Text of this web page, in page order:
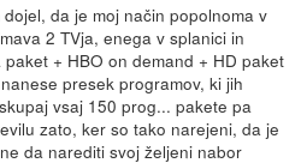
da je moj način popolnoma v
2 TVja, enega v splanici in
+ HBO on demand + HD paket
presek programov, ki jih
vsaj 150 prog... pakete pa
zato, ker so tako narejeni, da je
da narediti svoj željeni nabor